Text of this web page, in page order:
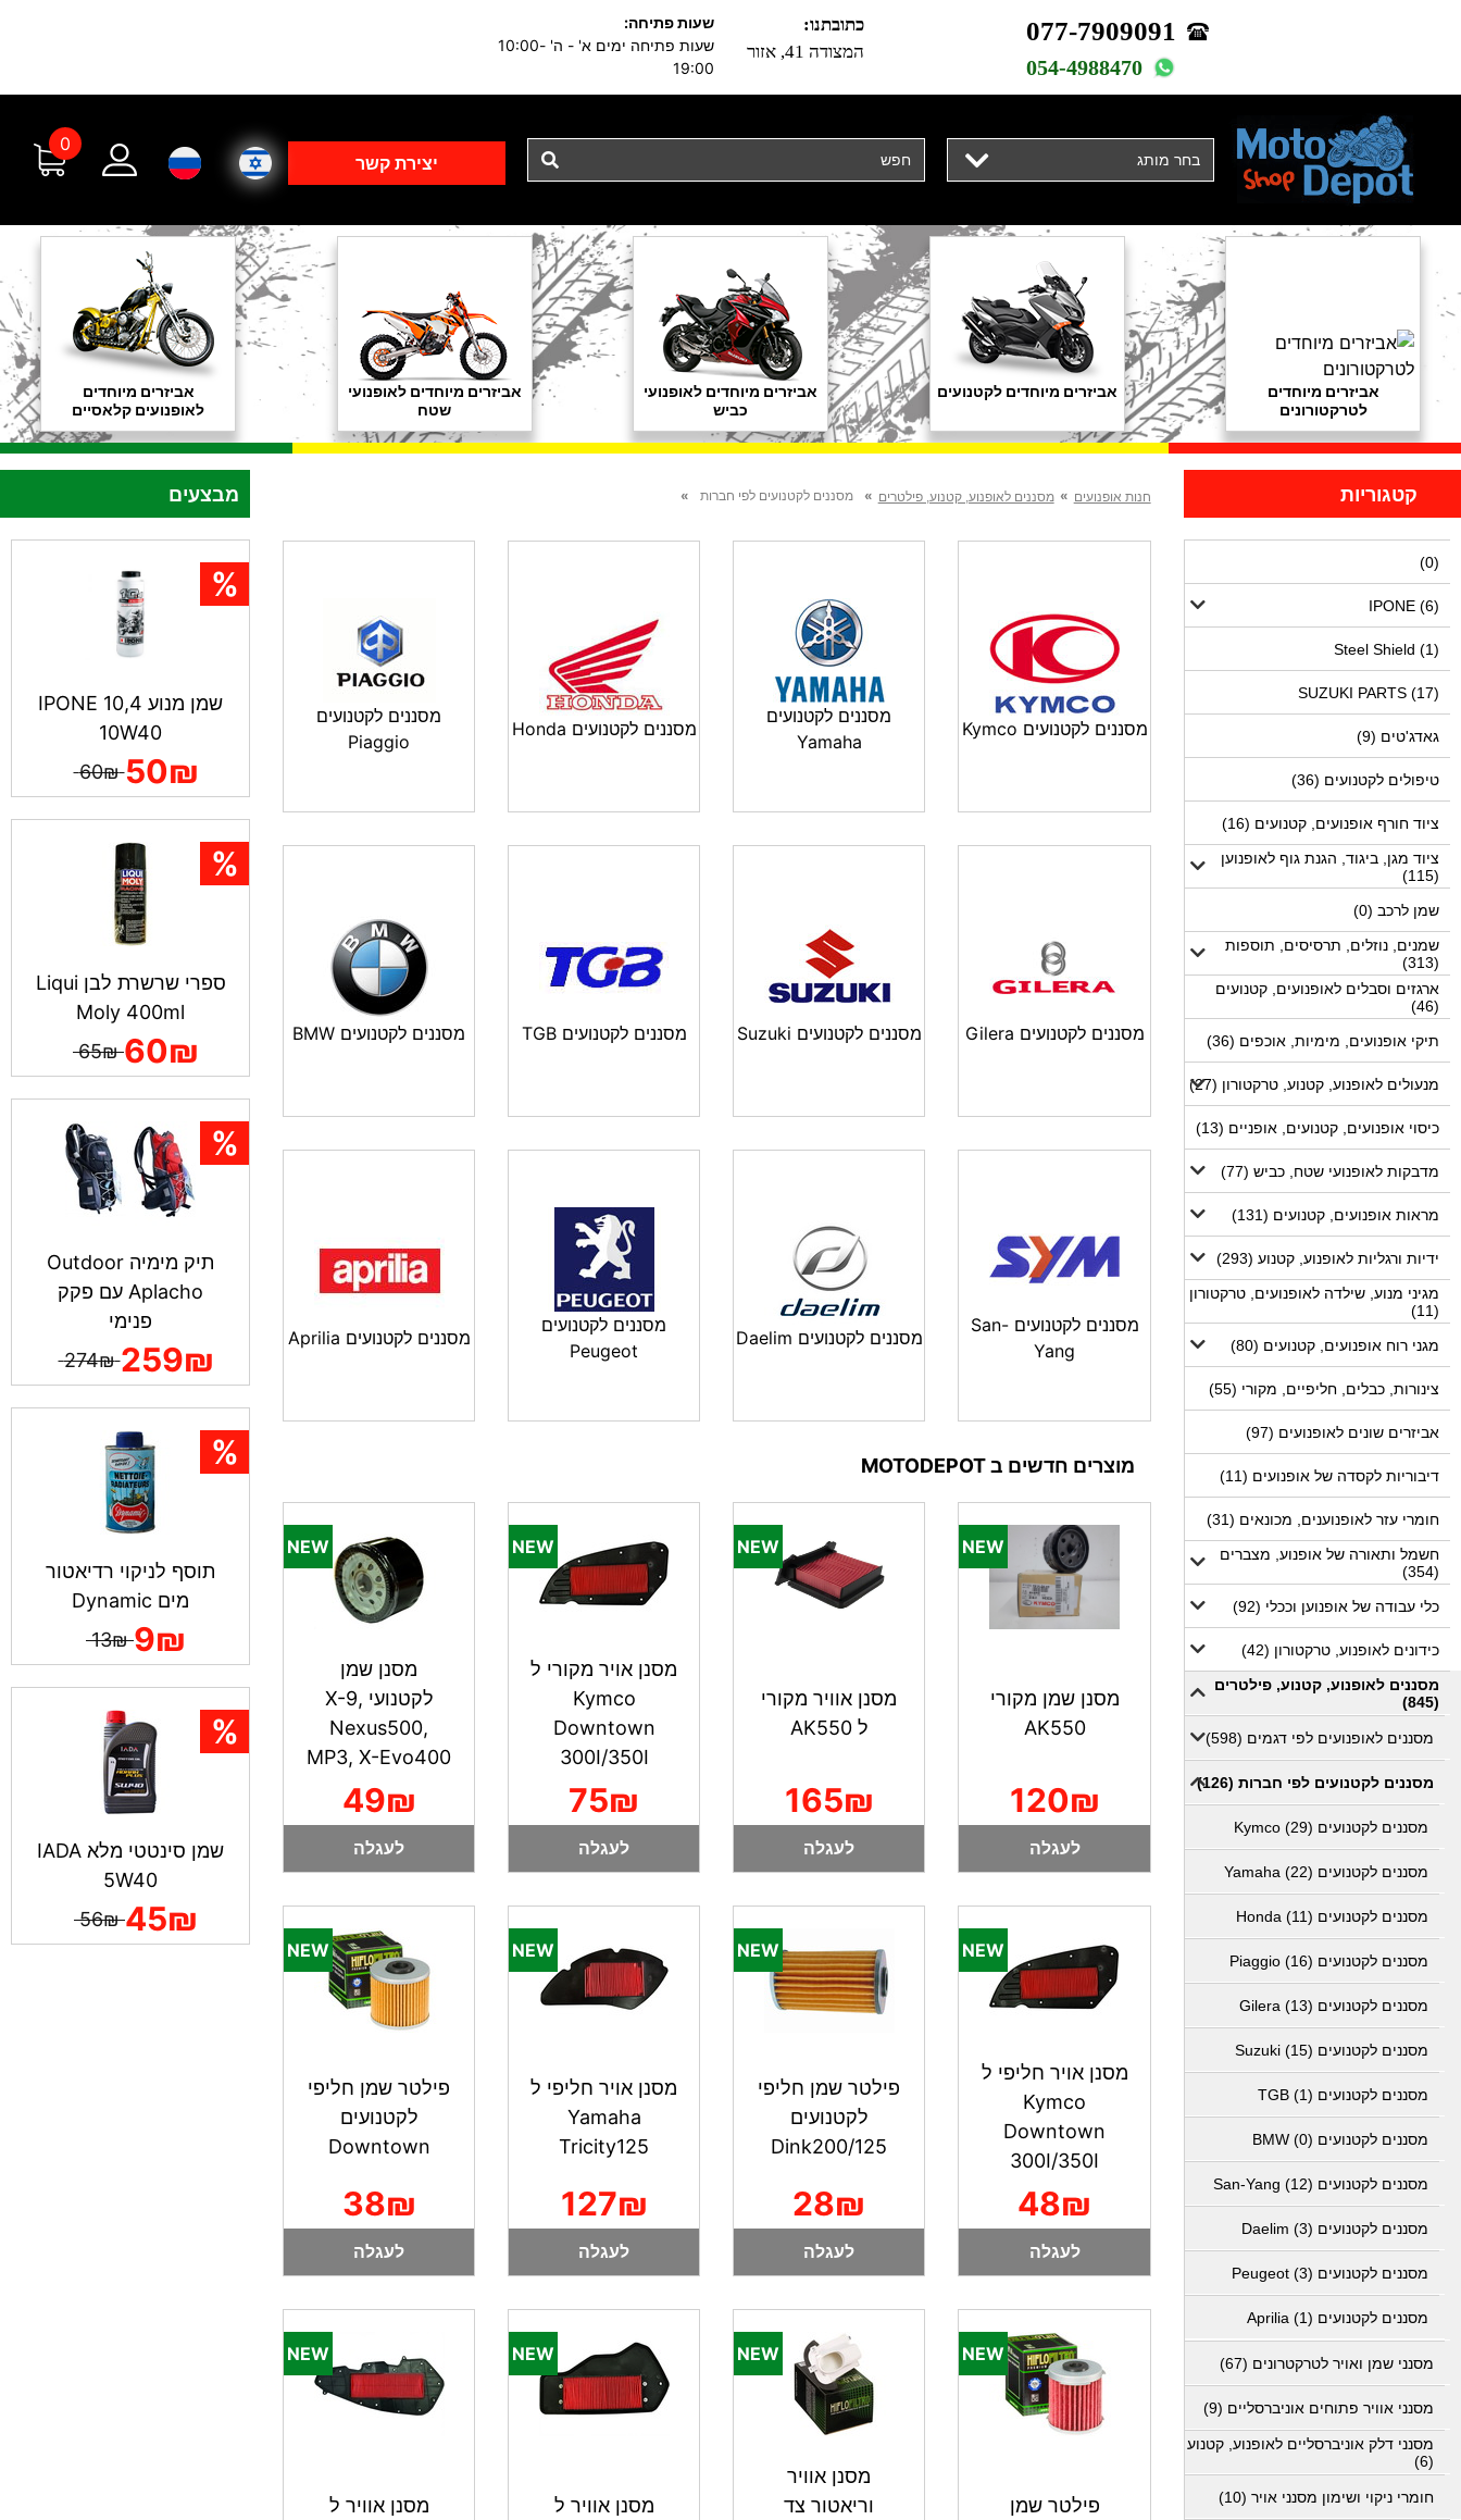
077-7909091
054-4988470
כתובתנו:
המצודה 41, אזור
שעות פתיחה:
שעות פתיחה ימים א' - ה' 10:00-
19:00
בחר מותג יצירת קשר
0
אביזרים מיוחדים
לטרקטורונים
אביזרים מיוחדים לקטנועים
אביזרים מיוחדים לאופנועי
כביש
אביזרים מיוחדים לאופנועי
שטח
אביזרים מיוחדים
לאופנועים קלאסיים
קטגוריות
(0)
IPONE (6)
Steel Shield (1)
SUZUKI PARTS (17)
גאדג'טים (9)
טיפולים לקטנועים (36)
ציוד חורף אופנועים, קטנועים (16)
ציוד מגן, ביגוד, הגנת גוף לאופנוען
(115)
שמן לרכב (0)
שמנים, נוזלים, תרסיסים, תוספות
(313)
ארגזים וסבלים לאופנועים, קטנועים
(46)
תיקי אופנועים, מימיות, אוכפים (36)
מנעולים לאופנוע, קטנוע, טרקטורון (27)
כיסוי אופנועים, קטנועים, אופניים (13)
מדבקות לאופנועי שטח, כביש (77)
מראות אופנועים, קטנועים (131)
ידיות ורגליות לאופנוע, קטנוע (293)
מגיני מנוע, שילדה לאופנועים, טרקטורון
(11)
מגני רוח אופנועים, קטנועים (80)
צינורות, כבלים, חליפיים, מקורי (55)
אביזרים שונים לאופנועים (97)
דיבוריות לקסדה של אופנועים (11)
חומרי עזר לאופנוענים, מכונאים (31)
חשמל ותאורה של אופנוע, מצברים
(354)
כלי עבודה של אופנוען וככלי (92)
כידונים לאופנוע, טרקטורון (42)
מסננים לאופנוע, קטנוע, פילטרים
(845)
מסננים לאופנועים לפי דגמים (598)
מסננים לקטנועים לפי חברות (126)
מסננים לקטנועים Kymco (29)
מסננים לקטנועים Yamaha (22)
מסננים לקטנועים Honda (11)
מסננים לקטנועים Piaggio (16)
מסננים לקטנועים Gilera (13)
מסננים לקטנועים Suzuki (15)
מסננים לקטנועים TGB (1)
מסננים לקטנועים BMW (0)
מסננים לקטנועים San-Yang (12)
מסננים לקטנועים Daelim (3)
מסננים לקטנועים Peugeot (3)
מסננים לקטנועים Aprilia (1)
מסנני שמן ואויר לטרקטרונים (67)
מסנני אוויר פתוחים אוניברסליים (9)
מסנני דלק אוניברסליים לאופנוע, קטנוע
(6)
חומרי ניקוי ושימון מסנני אויר (10)
חנות אופנועים » מסננים לאופנוע, קטנוע, פילטרים » מסננים לקטנועים לפי חברות »
מסננים לקטנועים Kymco
מסננים לקטנועים
Yamaha
מסננים לקטנועים Honda
מסננים לקטנועים
Piaggio
מסננים לקטנועים Gilera מסננים לקטנועים Suzuki מסננים לקטנועים TGB מסננים לקטנועים BMW
מסננים לקטנועים San-
Yang
מסננים לקטנועים Daelim
מסננים לקטנועים
Peugeot
מסננים לקטנועים Aprilia
מוצרים חדשים ב MOTODEPOT
מסנן שמן מקורי
AK550
120₪
לעגלה
מסנן אוויר מקורי
ל AK550
165₪
לעגלה
מסנן אויר מקורי ל
Kymco
Downtown
300I/350I
75₪
לעגלה
מסנן שמן
לקטנועי X-9,
Nexus500,
MP3, X-Evo400
49₪
לעגלה
מסנן אויר חליפי ל
Kymco
Downtown
300I/350I
48₪
לעגלה
פילטר שמן חליפי
לקטנועים
Dink200/125
28₪
לעגלה
מסנן אויר חליפי ל
Yamaha
Tricity125
127₪
לעגלה
פילטר שמן חליפי
לקטנועים
Downtown
38₪
לעגלה
פילטר שמן
מסנן אוויר
וריאטור צד
מסנן אוויר ל
מסנן אוויר ל
מבצעים
שמן מנוע IPONE 10,4
10W40
50₪
60₪
ספרי שרשרת לבן Liqui
Moly 400ml
60₪
65₪
תיק מימיה Outdoor
Aplacho עם פקק
פנימי
259₪
274₪
תוסף לניקוי רדיאטור
מים Dynamic
9₪
13₪
שמן סינטטי מלא IADA
5W40
45₪
56₪